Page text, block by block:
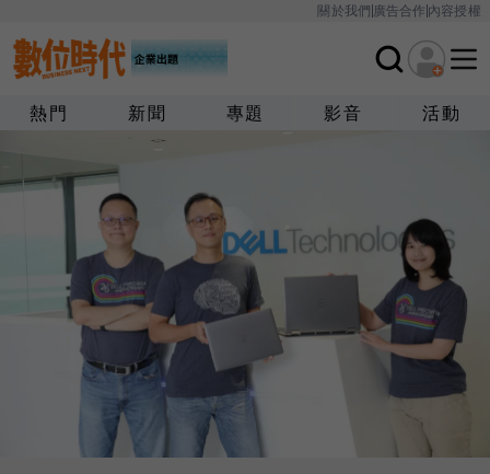
關於我們廣告合作內容授權
熱門 新聞 專題 影音 活動